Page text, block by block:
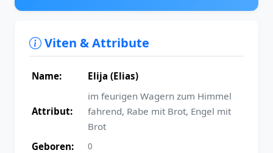
Viten & Attribute
Name: Elija (Elias)
Attribut:
im feurigen Wagern zum Himmel
fahrend, Rabe mit Brot, Engel mit
Brot
Geboren:
0